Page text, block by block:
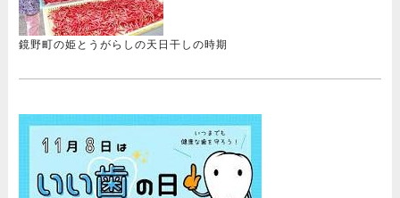
鏡野町の姫とうがらしの天日干しの時期